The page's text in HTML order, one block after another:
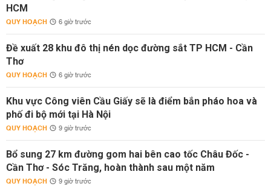
HCM
QUY HOẠCH 6 giờ trước
Đề xuất 28 khu đô thị nén dọc đường sắt TP HCM - Cần
Thơ
QUY HOẠCH 6 giờ trước
Khu vực Công viên Cầu Giấy sẽ là điểm bắn pháo hoa và
phố đi bộ mới tại Hà Nội
QUY HOẠCH 9 giờ trước
Bổ sung 27 km đường gom hai bên cao tốc Châu Đốc -
Cần Thơ - Sóc Trăng, hoàn thành sau một năm
QUY HOẠCH 9 giờ trước